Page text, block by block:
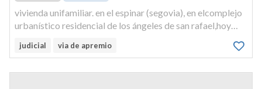
vivienda unifamiliar. en el espinar (segovia), en elcomplejo
urbanístico residencial de los ángeles de san rafael,hoy
treintay seis modelo colina pareado , que consta de dos
judicial via de apremio